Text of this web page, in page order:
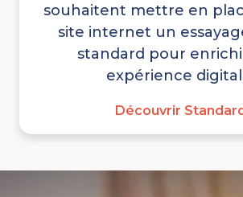
souhaitent mettre en
site internet un
standard pour
expérience
Découvrir